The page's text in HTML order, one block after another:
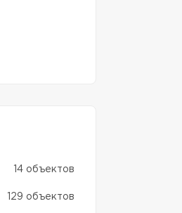
14 объектов
129 объектов